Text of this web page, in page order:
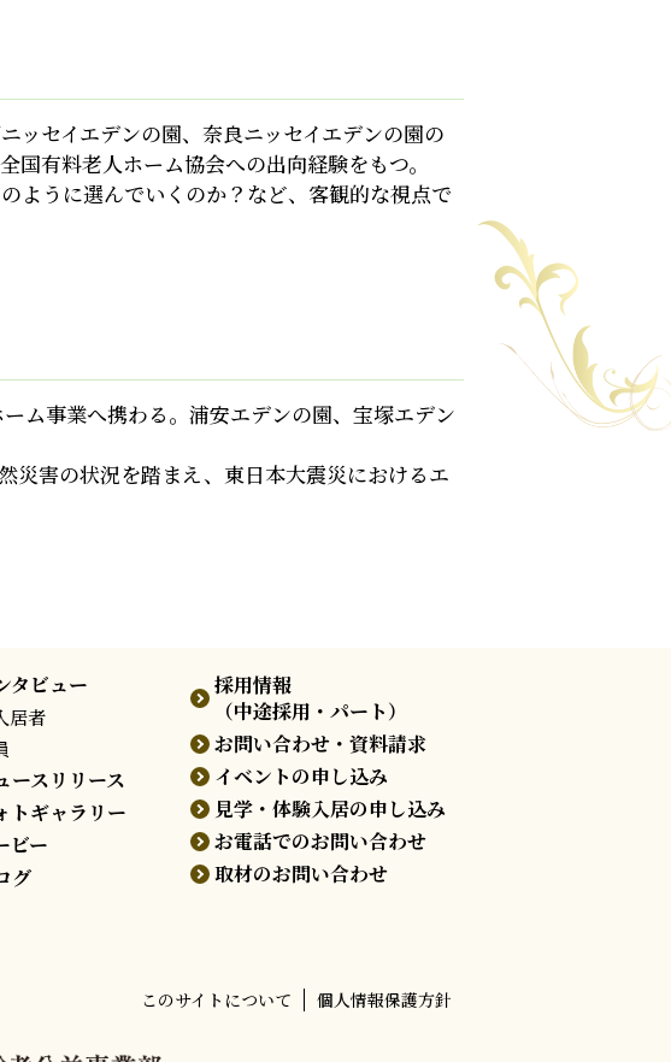
ッセイエデンの園、奈良ニッセイエデンの園の
有料老人ホーム協会への出向経験をもつ。
ように選んでいくのか？など、客観的な視点で
ム事業へ携わる。浦安エデンの園、宝塚エデン
災害の状況を踏まえ、東日本大震災におけるエ
タビュー
居者
ースリリース
トギャラリー
ビー
グ
採用情報
（中途採用・パート）
お問い合わせ・資料請求
イベントの申し込み
見学・体験入居の申し込み
お電話でのお問い合わせ
取材のお問い合わせ
このサイトについて 個人情報保護方針